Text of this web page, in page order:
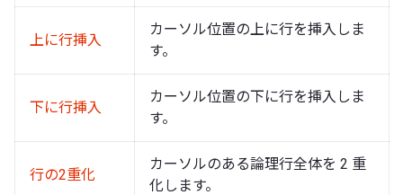
上に行挿入
カーソル位置の上に行を挿入しま
す。
下に行挿入
カーソル位置の下に行を挿入しま
す。
行の2重化
カーソルのある論理行全体を 2 重
化します。